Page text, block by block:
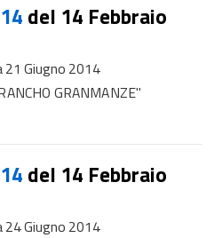
del 14 Febbraio
21 Giugno 2014
GRANMANZE"
del 14 Febbraio
24 Giugno 2014